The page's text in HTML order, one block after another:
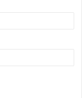
com a Fiep no